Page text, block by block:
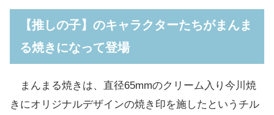
【推しの子】のキャラクターたちがまんま
る焼きになって登場
まんまる焼きは、直径65mmのクリーム入り今川焼
きにオリジナルデザインの焼き印を施したというチル